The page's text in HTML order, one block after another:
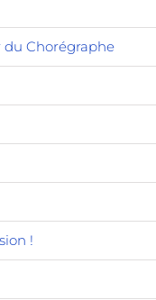
du Chorégraphe
!